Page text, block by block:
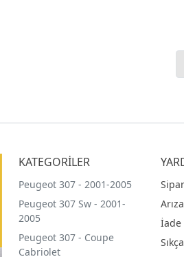
KATEGORİLER
Peugeot 307 - 2001-2005
Peugeot 307 Sw - 2001-
2005
Peugeot 307 - Coupe
Cabriolet
İade